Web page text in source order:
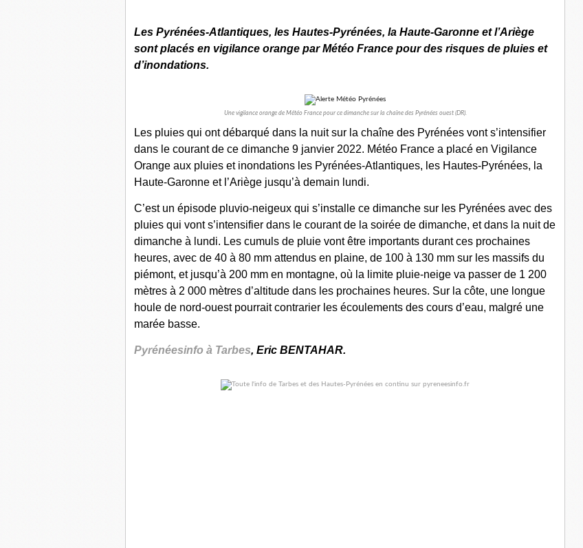
Les Pyrénées-Atlantiques, les Hautes-Pyrénées, la Haute-Garonne et l’Ariège
sont placés en vigilance orange par Météo France pour des risques de pluies et
d’inondations.
Une vigilance orange de Météo France pour ce dimanche sur la chaîne des Pyrénées ouest (DR).
Les pluies qui ont débarqué dans la nuit sur la chaîne des Pyrénées vont s’intensifier
dans le courant de ce dimanche 9 janvier 2022. Météo France a placé en Vigilance
Orange aux pluies et inondations les Pyrénées-Atlantiques, les Hautes-Pyrénées, la
Haute-Garonne et l’Ariège jusqu’à demain lundi.
C’est un épisode pluvio-neigeux qui s’installe ce dimanche sur les Pyrénées avec des
pluies qui vont s’intensifier dans le courant de la soirée de dimanche, et dans la nuit de
dimanche à lundi. Les cumuls de pluie vont être importants durant ces prochaines
heures, avec de 40 à 80 mm attendus en plaine, de 100 à 130 mm sur les massifs du
piémont, et jusqu’à 200 mm en montagne, où la limite pluie-neige va passer de 1 200
mètres à 2 000 mètres d’altitude dans les prochaines heures. Sur la côte, une longue
houle de nord-ouest pourrait contrarier les écoulements des cours d’eau, malgré une
marée basse.
Pyrénéesinfo à Tarbes, Eric BENTAHAR.